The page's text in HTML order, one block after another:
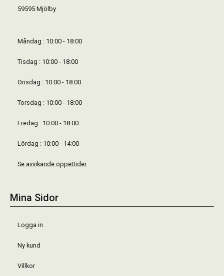
59595 Mjölby
Måndag : 10:00 - 18:00
Tisdag : 10:00 - 18:00
Onsdag : 10:00 - 18:00
Torsdag : 10:00 - 18:00
Fredag : 10:00 - 18:00
Lördag : 10:00 - 14:00
Se avvikande öppettider
Mina Sidor
Logga in
Ny kund
Villkor